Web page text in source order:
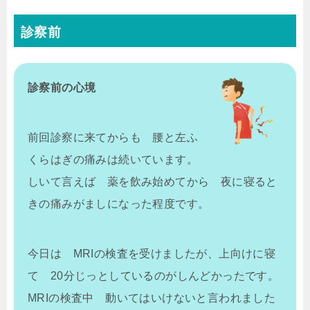
診察前
診察前の心境
前回診察に来てからも 腰と左ふ
くらはぎの痛みは続いています。
しいて言えば 薬を飲み始めてから 夜に寝ると
きの痛みがましになった程度です。
今日は MRIの検査を受けましたが、上向けに寝
て 20分じっとしているのがしんどかったです。
MRIの検査中 動いてはいけないと言われました